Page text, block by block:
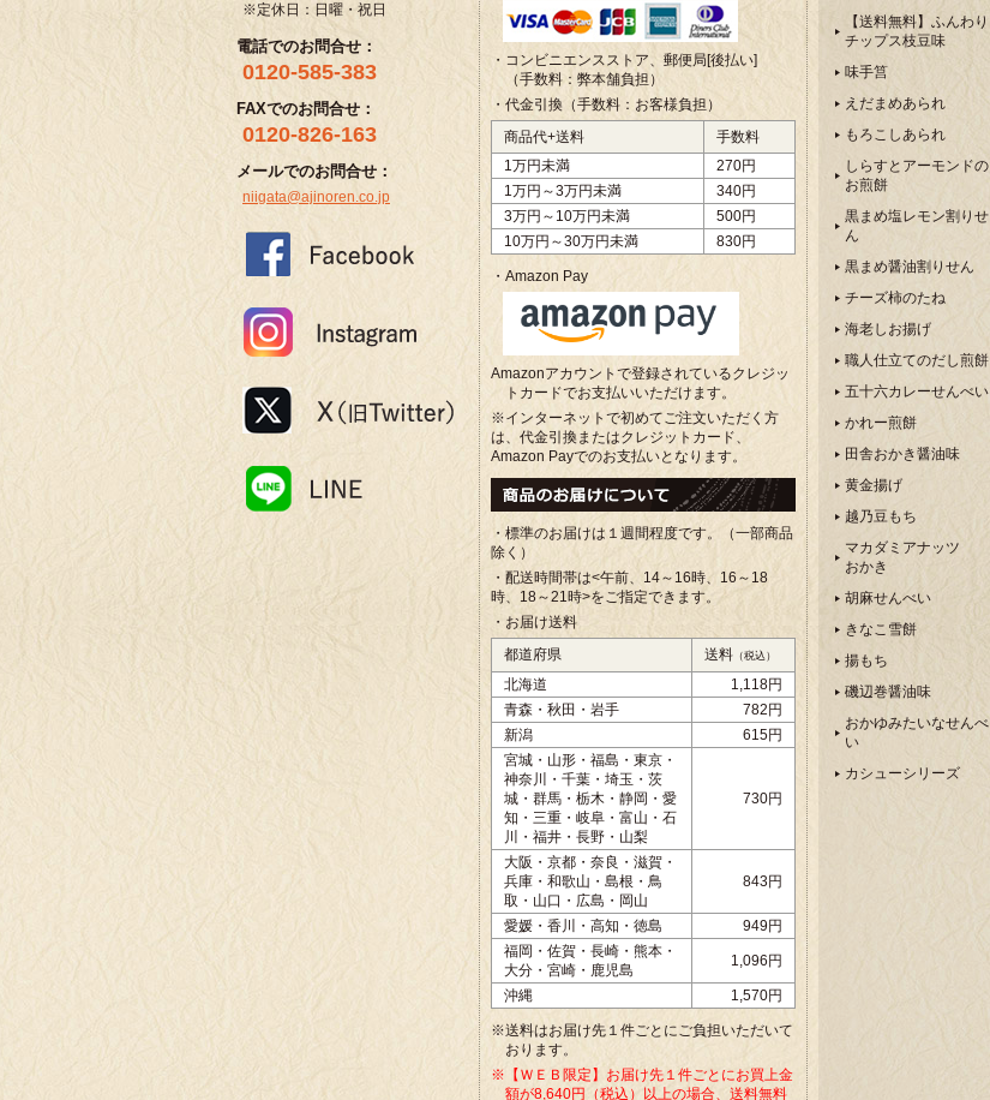
※定休日：日曜・祝日
電話でのお問合せ：
0120-585-383
FAXでのお問合せ：
0120-826-163
メールでのお問合せ：
niigata@ajinoren.co.jp
・コンビニエンスストア、郵便局[後払い]
（手数料：弊本舗負担）
・代金引換（手数料：お客様負担）
商品代+送料
手数料
1万円未満
270円
1万円～3万円未満
340円
3万円～10万円未満
500円
10万円～30万円未満
830円
・Amazon Pay
Amazonアカウントで登録されているクレジッ
トカードでお支払いいただけます。
※インターネットで初めてご注文いただく方
は、代金引換またはクレジットカード、
Amazon Payでのお支払いとなります。
・標準のお届けは１週間程度です。（一部商品
除く）
・配送時間帯は<午前、 14～16時、16～18
時、18～21時>をご指定できます。
・お届け送料
都道府県
送料 （税込）
北海道
1,118円
青森・秋田・岩手
782円
新潟
615円
宮城・山形・福島・東京・
神奈川・千葉・埼玉・茨
城・群馬・栃木・静岡・愛
知・三重・岐阜・富山・石
川・福井・長野・山梨
730円
大阪・京都・奈良・滋賀・
兵庫・和歌山・島根・鳥
取・山口・広島・岡山
843円
愛媛・香川・高知・徳島
949円
福岡・佐賀・長崎・熊本・
大分・宮崎・鹿児島
1,096円
沖縄 1,570円
※送料はお届け先１件ごとにご負担いただいて
おります。
※【ＷＥＢ限定】お届け先１件ごとにお買上金
額が8,640円（税込）以上の場合、送料無料
【送料無料】ふんわり
チップス枝豆味
味手筥
えだまめあられ
もろこしあられ
しらすとアーモンドの
お煎餅
黒まめ塩レモン割りせ
ん
黒まめ醤油割りせん
チーズ柿のたね
海老しお揚げ
職人仕立てのだし煎餅
五十六カレーせんべい
かれー煎餅
田舎おかき醤油味
黄金揚げ
越乃豆もち
マカダミアナッツ
おかき
胡麻せんべい
きなこ雪餅
揚もち
磯辺巻醤油味
おかゆみたいなせんべ
い
カシューシリーズ